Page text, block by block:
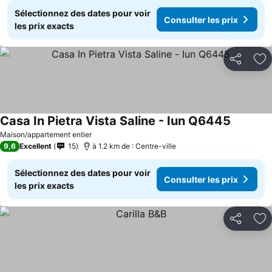
Sélectionnez des dates pour voir
les prix exacts
Consulter les prix
Partager
Maison/appartement entier
Casa In Pietra Vista Saline - Iun Q6445
9,6 Excellent 15 à 1.2 km de : Centre-ville
Sélectionnez des dates pour voir
les prix exacts
Consulter les prix
Partager